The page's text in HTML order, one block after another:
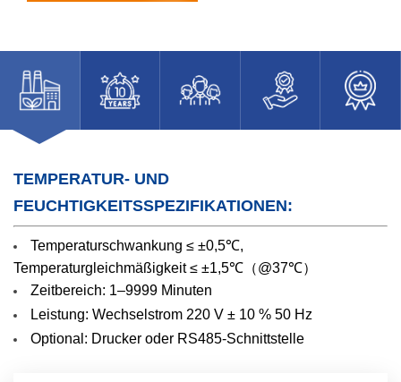
TEMPERATUR- UND
FEUCHTIGKEITSSPEZIFIKATIONEN:
Temperaturschwankung ≤ ±0,5℃,
Temperaturgleichmäßigkeit ≤ ±1,5℃（@37℃）
Zeitbereich: 1–9999 Minuten
Leistung: Wechselstrom 220 V ± 10 % 50 Hz
Optional: Drucker oder RS485-Schnittstelle